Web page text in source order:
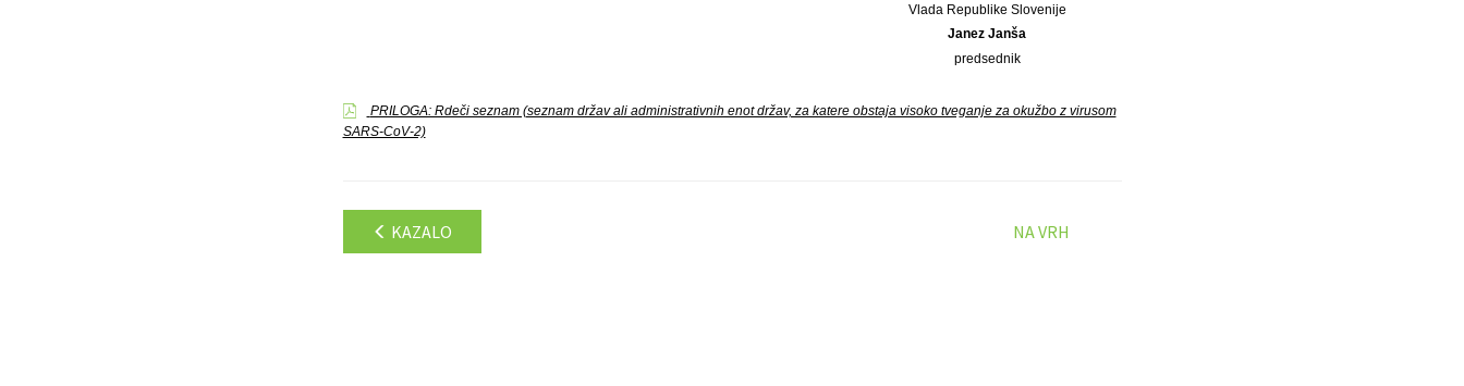
Vlada Republike Slovenije
Janez Janša
predsednik
PRILOGA: Rdeči seznam (seznam držav ali administrativnih enot držav, za katere obstaja visoko tveganje za okužbo z virusom
SARS-CoV-2)
KAZALO NA VRH